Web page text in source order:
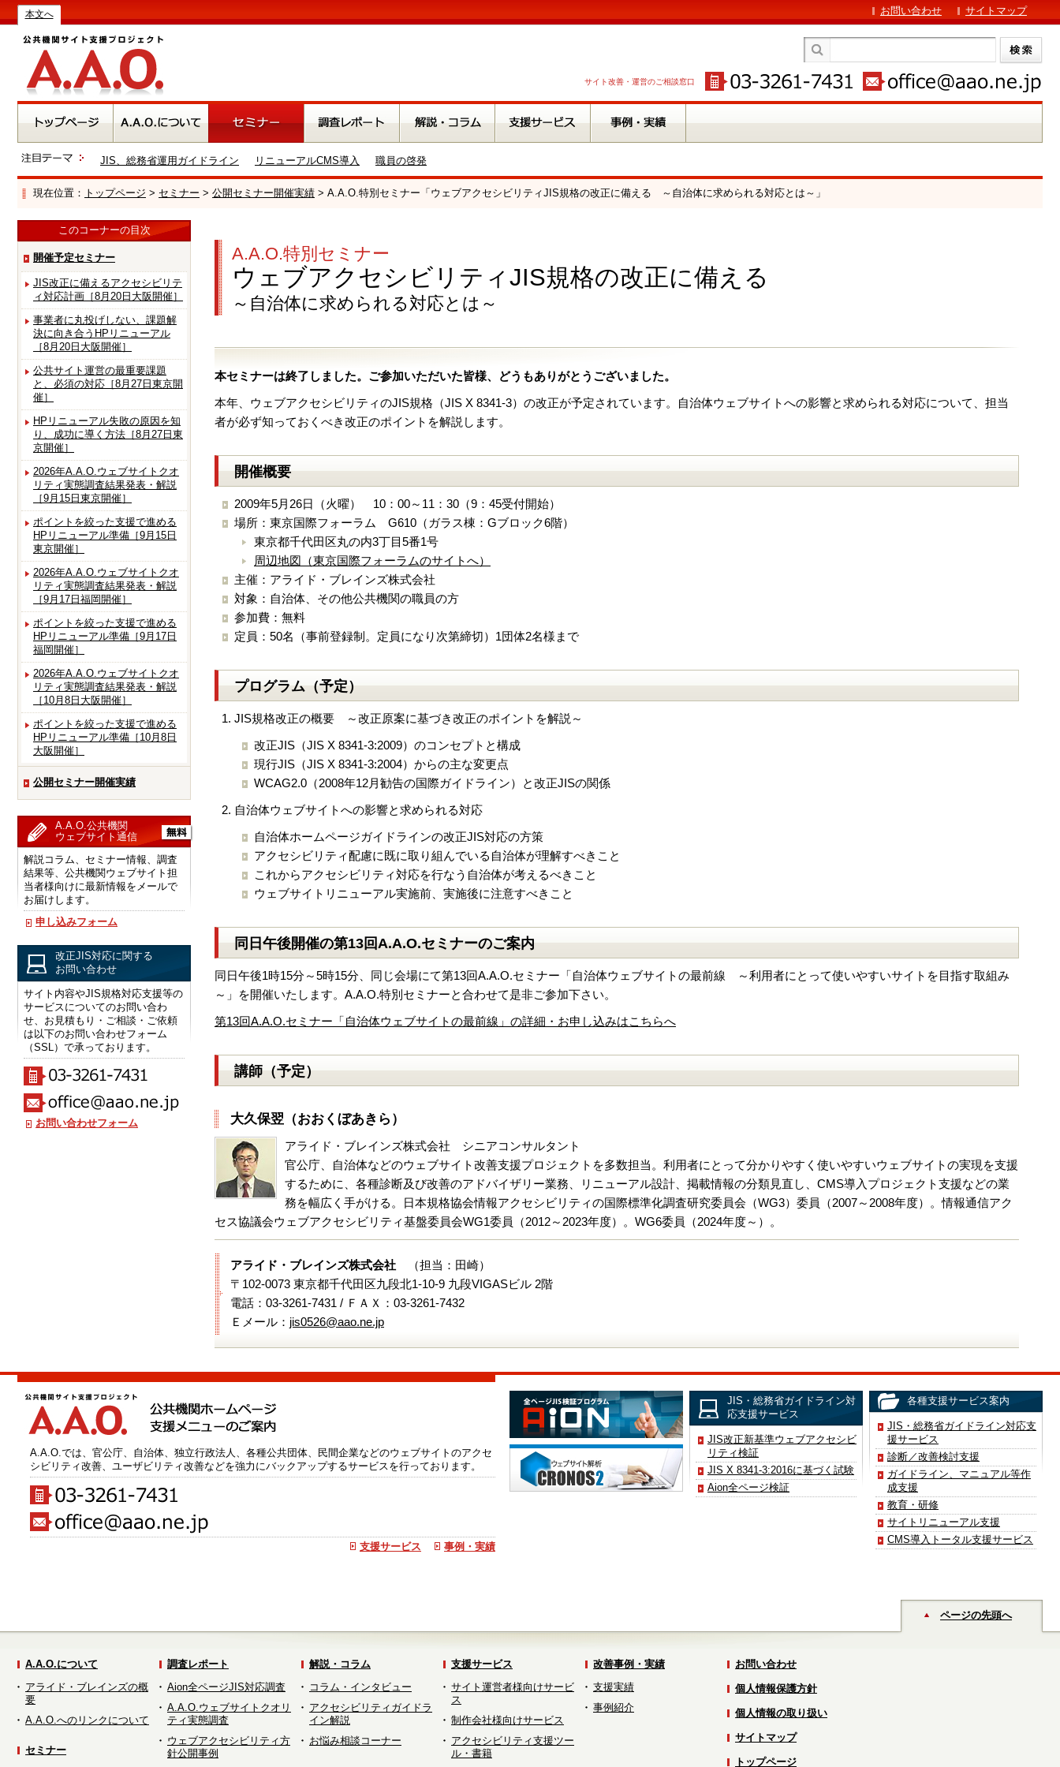
本文へ お問い合わせ サイトマップ
サイト改善・運営のご相談窓口
JIS、総務省運用ガイドライン リニューアルCMS導入 職員の啓発
現在位置： トップページ > セミナー > 公開セミナー開催実績 > A.A.O.特別セミナー「ウェブアクセシビリティJIS規格の改正に備える ～自治体に求められる対応とは～」
このコーナーの目次
開催予定セミナー
JIS改正に備えるアクセシビリテ
ィ対応計画［8月20日大阪開催］
事業者に丸投げしない、課題解
決に向き合うHPリニューアル
［8月20日大阪開催］
公共サイト運営の最重要課題
と、必須の対応［8月27日東京開
催］
HPリニューアル失敗の原因を知
り、成功に導く方法［8月27日東
京開催］
2026年A.A.O.ウェブサイトクオ
リティ実態調査結果発表・解説
［9月15日東京開催］
ポイントを絞った支援で進める
HPリニューアル準備［9月15日
東京開催］
2026年A.A.O.ウェブサイトクオ
リティ実態調査結果発表・解説
［9月17日福岡開催］
ポイントを絞った支援で進める
HPリニューアル準備［9月17日
福岡開催］
2026年A.A.O.ウェブサイトクオ
リティ実態調査結果発表・解説
［10月8日大阪開催］
ポイントを絞った支援で進める
HPリニューアル準備［10月8日
大阪開催］
公開セミナー開催実績
A.A.O.公共機関
ウェブサイト通信
解説コラム、セミナー情報、調査
結果等、公共機関ウェブサイト担
当者様向けに最新情報をメールで
お届けします。
申し込みフォーム
改正JIS対応に関する
お問い合わせ
サイト内容やJIS規格対応支援等の
サービスについてのお問い合わ
せ、お見積もり・ご相談・ご依頼
は以下のお問い合わせフォーム
（SSL）で承っております。
お問い合わせフォーム
A.A.O.特別セミナー
ウェブアクセシビリティJIS規格の改正に備える
～自治体に求められる対応とは～
本セミナーは終了しました。ご参加いただいた皆様、どうもありがとうございました。
本年、ウェブアクセシビリティのJIS規格（JIS X 8341-3）の改正が予定されています。自治体ウェブサイトへの影響と求められる対応について、担当
者が必ず知っておくべき改正のポイントを解説します。
開催概要
2009年5月26日（火曜） 10：00～11：30（9：45受付開始）
場所：東京国際フォーラム G610（ガラス棟：Gブロック6階）
東京都千代田区丸の内3丁目5番1号
周辺地図（東京国際フォーラムのサイトへ）
主催：アライド・ブレインズ株式会社
対象：自治体、その他公共機関の職員の方
参加費：無料
定員：50名（事前登録制。定員になり次第締切）1団体2名様まで
プログラム（予定）
JIS規格改正の概要 ～改正原案に基づき改正のポイントを解説～
改正JIS（JIS X 8341-3:2009）のコンセプトと構成
現行JIS（JIS X 8341-3:2004）からの主な変更点
WCAG2.0（2008年12月勧告の国際ガイドライン）と改正JISの関係
自治体ウェブサイトへの影響と求められる対応
自治体ホームページガイドラインの改正JIS対応の方策
アクセシビリティ配慮に既に取り組んでいる自治体が理解すべきこと
これからアクセシビリティ対応を行なう自治体が考えるべきこと
ウェブサイトリニューアル実施前、実施後に注意すべきこと
同日午後開催の第13回A.A.O.セミナーのご案内
同日午後1時15分～5時15分、同じ会場にて第13回A.A.O.セミナー「自治体ウェブサイトの最前線 ～利用者にとって使いやすいサイトを目指す取組み
～」を開催いたします。A.A.O.特別セミナーと合わせて是非ご参加下さい。
第13回A.A.O.セミナー「自治体ウェブサイトの最前線」の詳細・お申し込みはこちらへ
講師（予定）
大久保翌（おおくぼあきら）
アライド・ブレインズ株式会社 シニアコンサルタント
官公庁、自治体などのウェブサイト改善支援プロジェクトを多数担当。利用者にとって分かりやすく使いやすいウェブサイトの実現を支援
するために、各種診断及び改善のアドバイザリー業務、リニューアル設計、掲載情報の分類見直し、CMS導入プロジェクト支援などの業
務を幅広く手がける。日本規格協会情報アクセシビリティの国際標準化調査研究委員会（WG3）委員（2007～2008年度）。情報通信アク
セス協議会ウェブアクセシビリティ基盤委員会WG1委員（2012～2023年度）。WG6委員（2024年度～）。
アライド・ブレインズ株式会社 （担当：田崎）
〒102-0073 東京都千代田区九段北1-10-9 九段VIGASビル 2階
電話：03-3261-7431 / ＦＡＸ：03-3261-7432
Ｅメール： jis0526@aao.ne.jp
A.A.O.では、官公庁、自治体、独立行政法人、各種公共団体、民間企業などのウェブサイトのアクセ
シビリティ改善、ユーザビリティ改善などを強力にバックアップするサービスを行っております。
支援サービス 事例・実績
JIS・総務省ガイドライン対
応支援サービス
JIS改正新基準ウェブアクセシビ
リティ検証
JIS X 8341-3:2016に基づく試験
Aion全ページ検証
各種支援サービス案内
JIS・総務省ガイドライン対応支
援サービス
診断／改善検討支援
ガイドライン、マニュアル等作
成支援
教育・研修
サイトリニューアル支援
CMS導入トータル支援サービス
ページの先頭へ
A.A.O.について
アライド・ブレインズの概
要
A.A.O.へのリンクについて
セミナー
調査レポート
Aion全ページJIS対応調査
A.A.O.ウェブサイトクオリ
ティ実態調査
ウェブアクセシビリティ方
針公開事例
解説・コラム
コラム・インタビュー
アクセシビリティガイドラ
イン解説
お悩み相談コーナー
支援サービス
サイト運営者様向けサービ
ス
制作会社様向けサービス
アクセシビリティ支援ツー
ル・書籍
改善事例・実績
支援実績
事例紹介
お問い合わせ
個人情報保護方針
個人情報の取り扱い
サイトマップ
トップページ